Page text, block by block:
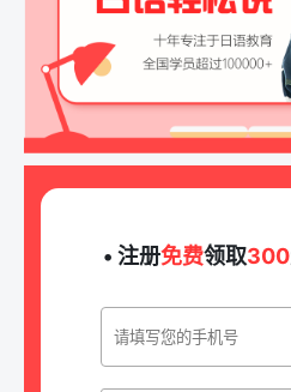
• 注册免费领取300